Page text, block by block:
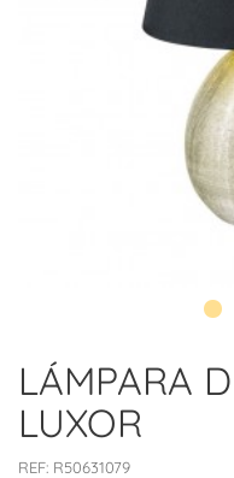
LÁMPARA
LUXOR
REF: R50631079